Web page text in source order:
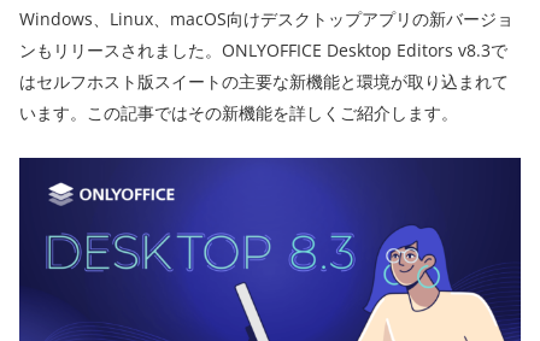
Windows、Linux、macOS向けデスクトップアプリの新バージョ
ンもリリースされました。ONLYOFFICE Desktop Editors v8.3で
はセルフホスト版スイートの主要な新機能と環境が取り込まれて
います。この記事ではその新機能を詳しくご紹介します。